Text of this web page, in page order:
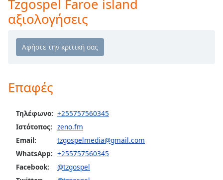
Chapters
Chapters
Descriptions
descriptions
selected
subtitles
settings,
opens
subtitles
settings
Tzgospel Faroe island
αξιολογήσεις
Επαφές
Τηλέφωνο: +255757560345
Ιστότοπος: zeno.fm
Email:
tzgospelmedia@gmail.com
WhatsApp: +255757560345
Facebook:
@tzgospel